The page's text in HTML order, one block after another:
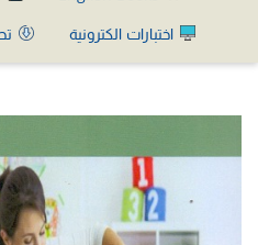
اختبارات الكترونية